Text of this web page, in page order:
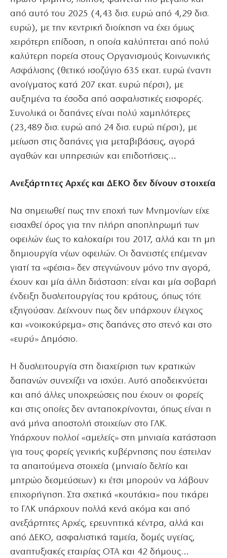
από αυτό του 2025 (4,43 δισ. ευρώ από 4,29 δισ.
ευρώ), με την κεντρική διοίκηση να έχει όμως
χειρότερη επίδοση, η οποία καλύπτεται από πολύ
καλύτερη πορεία στους Οργανισμούς Κοινωνικής
Ασφάλισης (θετικό ισοζύγιο 635 εκατ. ευρώ έναντι
ανοίγματος κατά 207 εκατ. ευρώ πέρσι), με
αυξημένα τα έσοδα από ασφαλιστικές εισφορές.
Συνολικά οι δαπάνες είναι πολύ χαμηλότερες
(23,489 δισ. ευρώ από 24 δισ. ευρώ πέρσι), με
μείωση στις δαπάνες για μεταβιβάσεις, αγορά
αγαθών και υπηρεσιών και επιδοτήσεις…
Ανεξάρτητες Αρχές και ΔΕΚΟ δεν δίνουν στοιχεία
Να σημειωθεί πως την εποχή των Μνημονίων είχε
εισαχθεί όρος για την πλήρη αποπληρωμή των
οφειλών έως το καλοκαίρι του 2017, αλλά και τη μη
δημιουργία νέων οφειλών. Οι δανειστές επέμεναν
γιατί τα «φέσια» δεν στεγνώνουν μόνο την αγορά,
έχουν και μία άλλη διάσταση: είναι και μία σοβαρή
ένδειξη δυσλειτουργίας του κράτους, όπως τότε
εξηγούσαν. Δείχνουν πως δεν υπάρχουν έλεγχος
και «νοικοκύρεμα» στις δαπάνες στο στενό και στο
«ευρύ» Δημόσιο.
Η δυσλειτουργία στη διαχείριση των κρατικών
δαπανών συνεχίζει να ισχύει. Αυτό αποδεικνύεται
και από άλλες υποχρεώσεις που έχουν οι φορείς
και στις οποίες δεν ανταποκρίνονται, όπως είναι η
ανά μήνα αποστολή στοιχείων στο ΓΛΚ.
Υπάρχουν πολλοί «αμελείς» στη μηνιαία κατάσταση
για τους φορείς γενικής κυβέρνησης που έστειλαν
τα απαιτούμενα στοιχεία (μηνιαίο δελτίο και
μητρώο δεσμεύσεων) κι έτσι μπορούν να λάβουν
επιχορήγηση. Στα σχετικά «κουτάκια» που τικάρει
το ΓΛΚ υπάρχουν πολλά κενά ακόμα και από
ανεξάρτητες Αρχές, ερευνητικά κέντρα, αλλά και
από ΔΕΚΟ, ασφαλιστικά ταμεία, δομές υγείας,
αναπτυξιακές εταιρίας ΟΤΑ και 42 δήμους…